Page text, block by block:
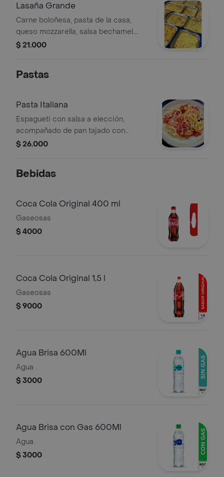
Lasaña Grande
Carne boloñesa, pasta de la casa,
queso mozzarella, salsa bechamel.
acompañada de pan tostado con
$ 21.000
Pastas
Pasta Italiana
Espagueti con salsa a elección,
acompañado de pan tajado con
aceite de oliva y orégano.
$ 26.000
Bebidas
Coca Cola Original 400 ml
Gaseosas
$ 4000
Coca Cola Original 1,5 l
Gaseosas
$ 9000
Agua Brisa 600Ml
Agua .
$ 3000
Agua Brisa con Gas 600Ml
Agua.
$ 3000